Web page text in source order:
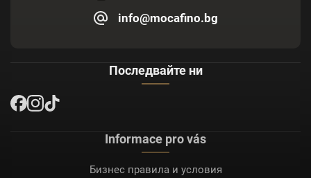
info@mocafino.bg
Последвайте ни
Informace pro vás
Бизнес правила и условия